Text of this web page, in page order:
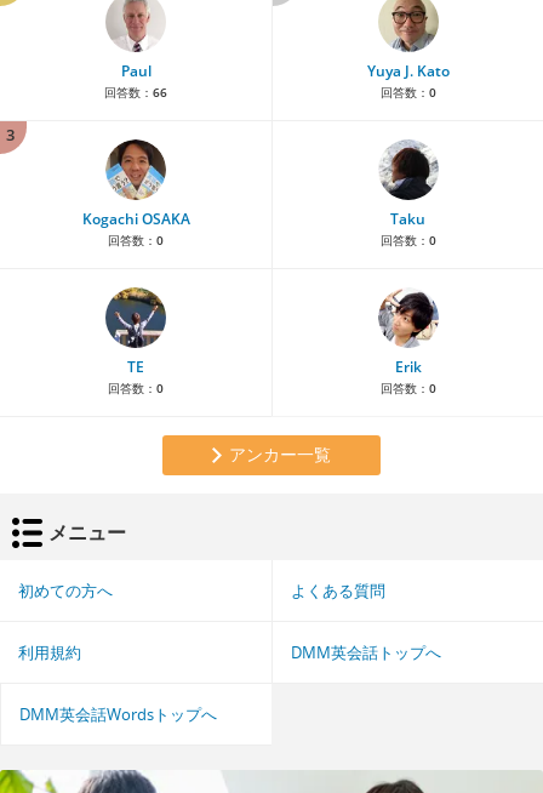
Paul
回答数： 66
Yuya J. Kato
回答数： 0
3
Kogachi OSAKA
回答数： 0
Taku
回答数： 0
TE
回答数： 0
Erik
回答数： 0
アンカー一覧
メニュー
初めての方へ よくある質問
利用規約 DMM英会話トップへ
DMM英会話Wordsトップへ